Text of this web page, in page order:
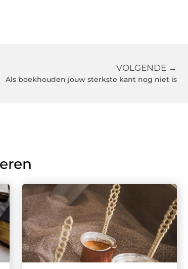
VOLGENDE →
Als boekhouden jouw sterkste kant nog niet is